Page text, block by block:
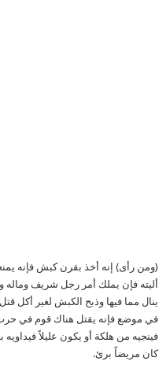
(ومن رأى) إنه أخذ بقرن كبش فإنه
أليته فإن يملك أمر رجل شريف وماله
ينال مما فيها وذبح الكبش لغير
في موضع فإنه يقتل هناك قوم في
فينجيه من هلكة أو يكون عليلاً
كان مريضاً برئ.